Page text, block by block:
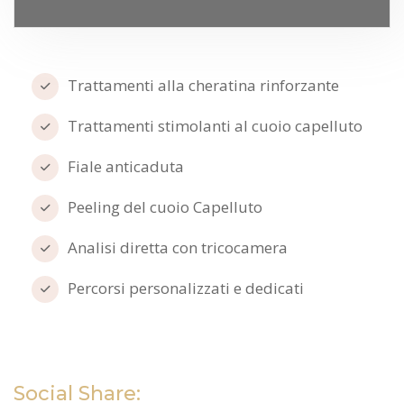
Trattamenti alla cheratina rinforzante
Trattamenti stimolanti al cuoio capelluto
Fiale anticaduta
Peeling del cuoio Capelluto
Analisi diretta con tricocamera
Percorsi personalizzati e dedicati
Social Share: